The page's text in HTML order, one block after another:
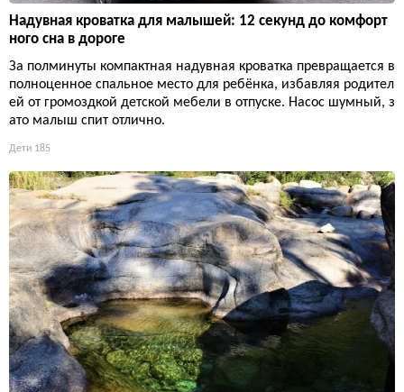
Надувная кроватка для малышей: 12 секунд до комфорт
ного сна в дороге
За полминуты компактная надувная кроватка превращается в
полноценное спальное место для ребёнка, избавляя родител
ей от громоздкой детской мебели в отпуске. Насос шумный, з
ато малыш спит отлично.
Дети 185